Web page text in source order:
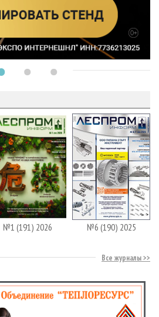
№1 (191) 2026 №6 (190) 2025
Все журналы